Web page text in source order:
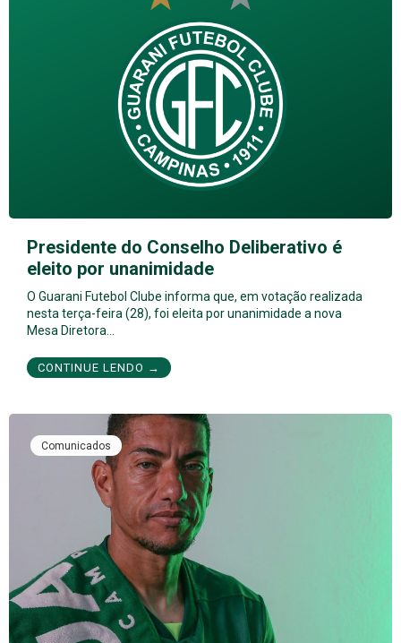
Presidente do Conselho Deliberativo é
eleito por unanimidade
O Guarani Futebol Clube informa que, em votação realizada
nesta terça-feira (28), foi eleita por unanimidade a nova
Mesa Diretora…
CONTINUE LENDO →
Comunicados